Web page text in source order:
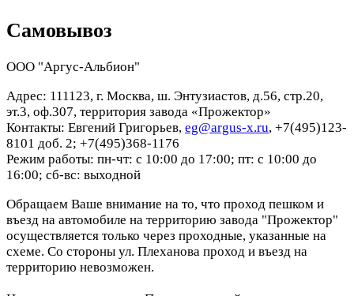
Самовывоз
ООО "Аргус-Альбион"
Адрес: 111123, г. Москва, ш. Энтузиастов, д.56, стр.20,
эт.3, оф.307, территория завода «Прожектор»
Контакты: Евгений Григорьев, eg@argus-x.ru, +7(495)123-
8101 доб. 2; +7(495)368-1176
Режим работы: пн-чт: с 10:00 до 17:00; пт: с 10:00 до
16:00; сб-вс: выходной
Обращаем Ваше внимание на то, что проход пешком и
въезд на автомобиле на территорию завода "Прожектор"
осуществляется только через проходные, указанные на
схеме. Со стороны ул. Плеханова проход и въезд на
территорию невозможен.